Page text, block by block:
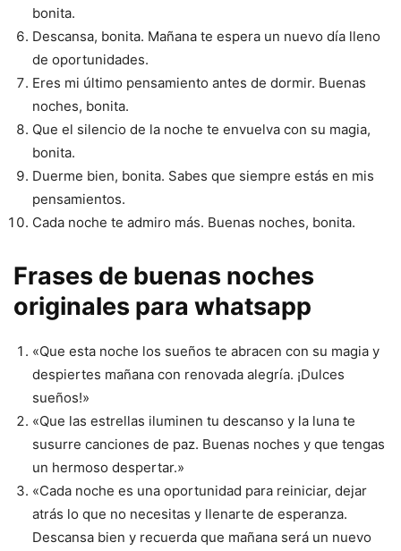
bonita.
Descansa, bonita. Mañana te espera un nuevo día lleno
de oportunidades.
Eres mi último pensamiento antes de dormir. Buenas
noches, bonita.
Que el silencio de la noche te envuelva con su magia,
bonita.
Duerme bien, bonita. Sabes que siempre estás en mis
pensamientos.
Cada noche te admiro más. Buenas noches, bonita.
Frases de buenas noches
originales para whatsapp
«Que esta noche los sueños te abracen con su magia y
despiertes mañana con renovada alegría. ¡Dulces
sueños!»
«Que las estrellas iluminen tu descanso y la luna te
susurre canciones de paz. Buenas noches y que tengas
un hermoso despertar.»
«Cada noche es una oportunidad para reiniciar, dejar
atrás lo que no necesitas y llenarte de esperanza.
Descansa bien y recuerda que mañana será un nuevo